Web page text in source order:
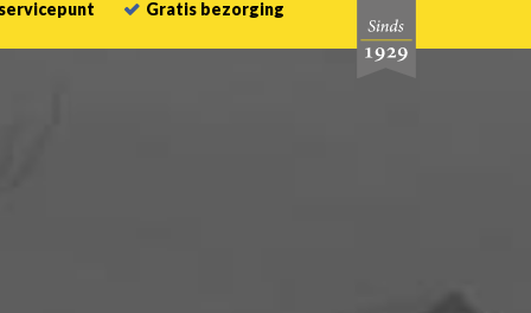
Gratis bezorging